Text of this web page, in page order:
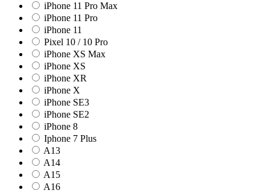
iPhone 11 Pro Max
iPhone 11 Pro
iPhone 11
Pixel 10 / 10 Pro
iPhone XS Max
iPhone XS
iPhone XR
iPhone X
iPhone SE3
iPhone SE2
iPhone 8
Iphone 7 Plus
A13
A14
A15
A16